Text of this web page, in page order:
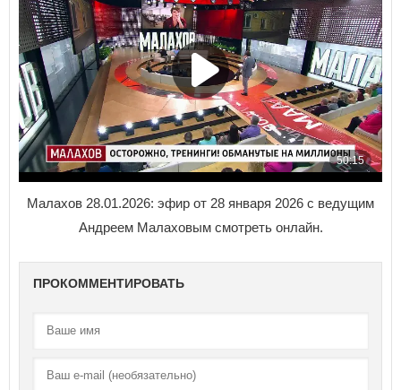
Малахов 28.01.2026: эфир от 28 января 2026 с ведущим
Андреем Малаховым смотреть онлайн.
ПРОКОММЕНТИРОВАТЬ